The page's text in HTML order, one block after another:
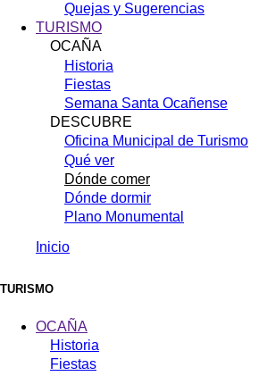
Quejas y Sugerencias
TURISMO
OCAÑA
Historia
Fiestas
Semana Santa Ocañense
DESCUBRE
Oficina Municipal de Turismo
Qué ver
Dónde comer
Dónde dormir
Plano Monumental
enlaces
de
ayuda
Inicio
TURISMO
OCAÑA
Historia
Fiestas